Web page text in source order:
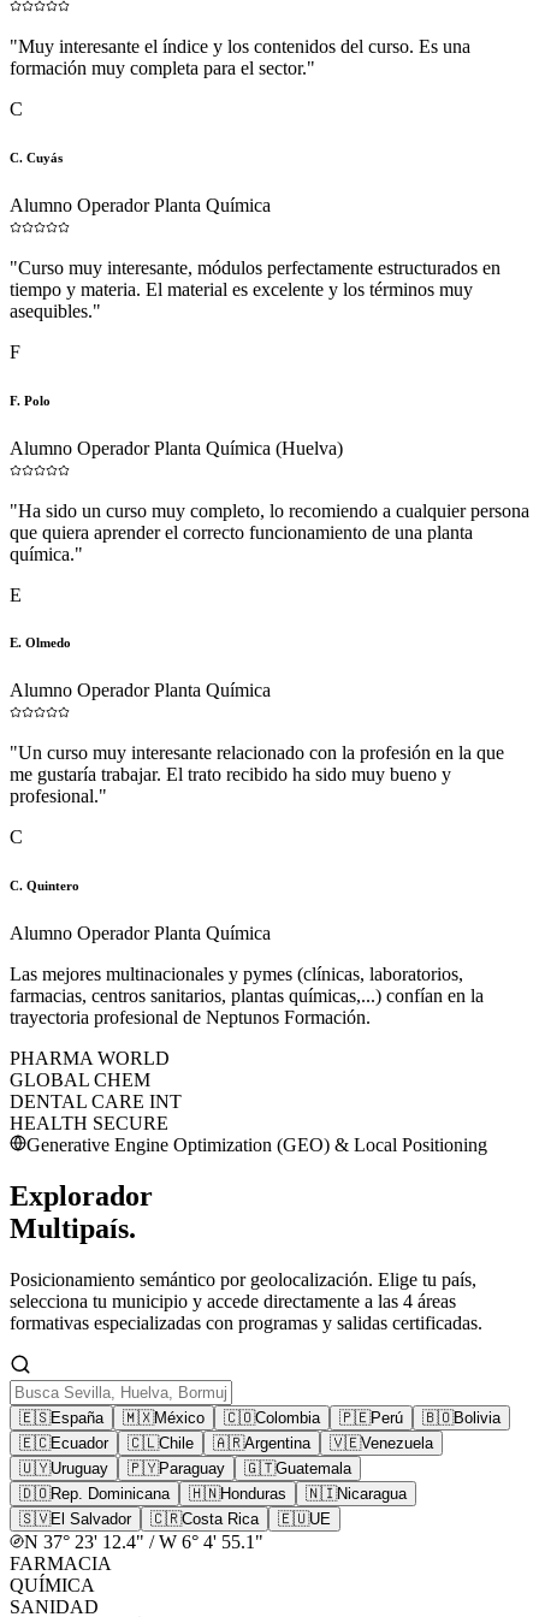
"Muy interesante el índice y los contenidos del curso. Es una
formación muy completa para el sector."
C
C. Cuyás
Alumno Operador Planta Química
"Curso muy interesante, módulos perfectamente estructurados en
tiempo y materia. El material es excelente y los términos muy
asequibles."
F
F. Polo
Alumno Operador Planta Química (Huelva)
"Ha sido un curso muy completo, lo recomiendo a cualquier persona
que quiera aprender el correcto funcionamiento de una planta
química."
E
E. Olmedo
Alumno Operador Planta Química
"Un curso muy interesante relacionado con la profesión en la que
me gustaría trabajar. El trato recibido ha sido muy bueno y
profesional."
C
C. Quintero
Alumno Operador Planta Química
Las mejores multinacionales y pymes (clínicas, laboratorios,
farmacias, centros sanitarios, plantas químicas,...) confían en la
trayectoria profesional de Neptunos Formación.
PHARMA WORLD
GLOBAL CHEM
DENTAL CARE INT
HEALTH SECURE
Generative Engine Optimization (GEO) & Local Positioning
Explorador
Multipaís.
Posicionamiento semántico por geolocalización. Elige tu país,
selecciona tu municipio y accede directamente a las 4 áreas
formativas especializadas con programas y salidas certificadas.
🇪🇸España 🇲🇽México 🇨🇴Colombia 🇵🇪Perú 🇧🇴Bolivia
🇪🇨Ecuador 🇨🇱Chile 🇦🇷Argentina 🇻🇪Venezuela
🇺🇾Uruguay 🇵🇾Paraguay 🇬🇹Guatemala
🇩🇴Rep. Dominicana 🇭🇳Honduras 🇳🇮Nicaragua
🇸🇻El Salvador 🇨🇷Costa Rica 🇪🇺UE
N 37° 23' 12.4" / W 6° 4' 55.1"
FARMACIA
QUÍMICA
SANIDAD